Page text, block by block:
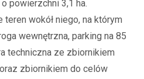
powierzchni 3,1 ha.
wokół niego, na którym
wewnętrzna, parking na 85
techniczna ze zbiornikiem
zbiornikiem do celów